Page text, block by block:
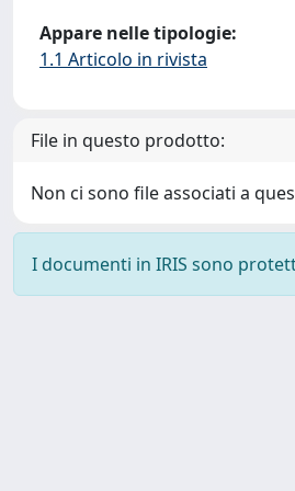
Appare nelle tipologie:
1.1 Articolo in rivista
File in questo prodotto:
Non ci sono file associati a
I documenti in IRIS sono